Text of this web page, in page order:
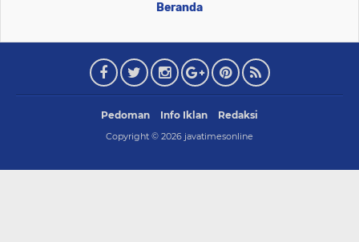
Beranda
Pedoman Info Iklan Redaksi
Copyright © 2026 javatimesonline